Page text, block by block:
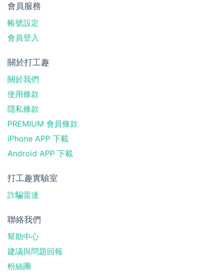
會員服務
帳號設定
會員登入
關於打工趣
關於我們
使用條款
隱私條款
PREMIUM 會員條款
iPhone APP 下載
Android APP 下載
打工趣實驗室
詐騙雷達
聯絡我們
幫助中心
建議與問題回報
粉絲團